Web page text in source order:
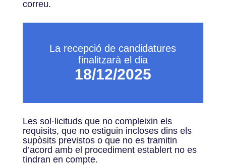
correu.
La recepció de candidatures
finalitzarà el dia
18/12/2025
Les sol·licituds que no compleixin els
requisits, que no estiguin incloses dins els
supòsits previstos o que no es tramitin
d’acord amb el procediment establert no es
tindran en compte.